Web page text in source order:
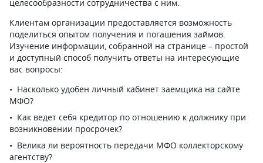
целесообразности сотрудничества с ним.
Клиентам организации предоставляется возможность
поделиться опытом получения и погашения займов.
Изучение информации, собранной на странице – простой
и доступный способ получить ответы на интересующие
вас вопросы:
Насколько удобен личный кабинет заемщика на сайте
МФО?
Как ведет себя кредитор по отношению к должнику при
возникновении просрочек?
Велика ли вероятность передачи МФО коллекторскому
агентству?